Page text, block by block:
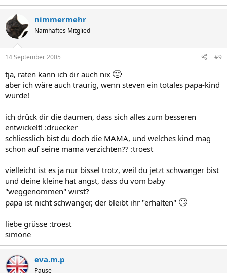
nimmermehr
Namhaftes Mitglied
14 September 2005 #9
tja, raten kann ich dir auch nix 🙁
aber ich wäre auch traurig, wenn steven ein totales papa-kind
würde!
ich drück dir die daumen, dass sich alles zum besseren
entwickelt! :druecker
schliesslich bist du doch die MAMA, und welches kind mag
schon auf seine mama verzichten?? :troest
vielleicht ist es ja nur bissel trotz, weil du jetzt schwanger bist
und deine kleine hat angst, dass du vom baby
"weggenommen" wirst?
papa ist nicht schwanger, der bleibt ihr "erhalten" 🙄
liebe grüsse :troest
simone
eva.m.p
Pause